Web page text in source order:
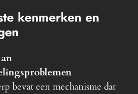
kenmerken en
bevat een mechanisme dat